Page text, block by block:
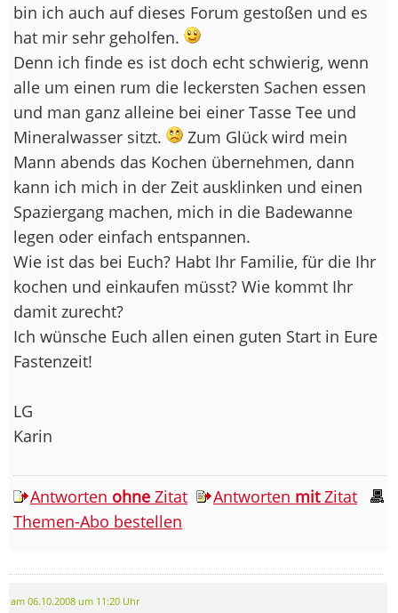
bin ich auch auf dieses Forum gestoßen und es
hat mir sehr geholfen.
Denn ich finde es ist doch echt schwierig, wenn
alle um einen rum die leckersten Sachen essen
und man ganz alleine bei einer Tasse Tee und
Mineralwasser sitzt.
Zum Glück wird mein
Mann abends das Kochen übernehmen, dann
kann ich mich in der Zeit ausklinken und einen
Spaziergang machen, mich in die Badewanne
legen oder einfach entspannen.
Wie ist das bei Euch? Habt Ihr Familie, für die Ihr
kochen und einkaufen müsst? Wie kommt Ihr
damit zurecht?
Ich wünsche Euch allen einen guten Start in Eure
Fastenzeit!
LG
Karin
Antworten ohne Zitat Antworten mitZitat
Themen-Abo bestellen
am 06.10.2008 um 11:20 Uhr